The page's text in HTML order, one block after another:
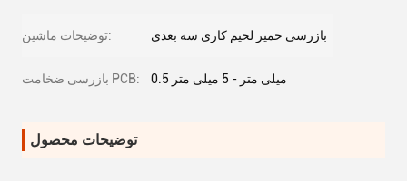
توضیحات ماشین: بازرسی خمیر لحیم کاری سه بعدی
بازرسی ضخامت PCB: 0.5 میلی متر - 5 میلی متر
توضیحات محصول